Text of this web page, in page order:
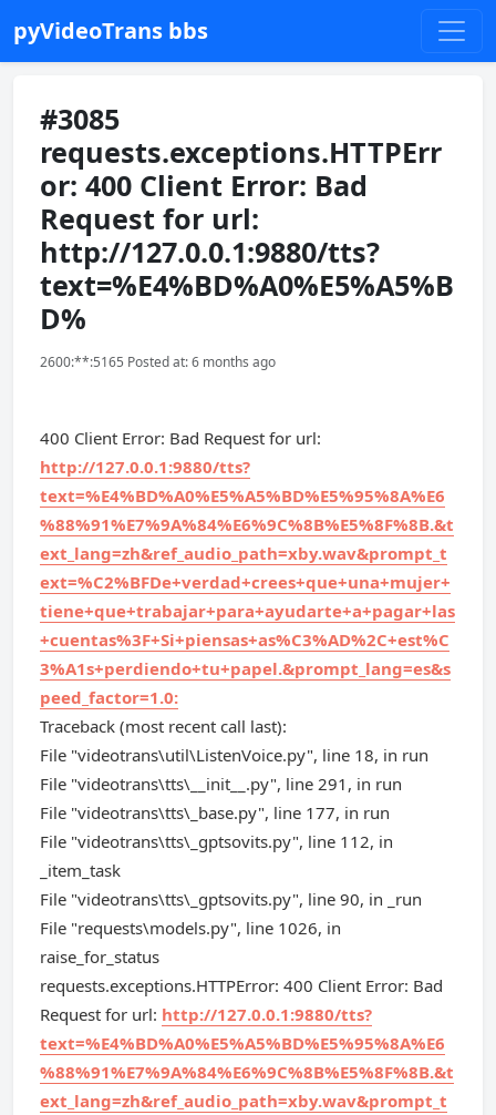
pyVideoTrans bbs
#3085
requests.exceptions.HTTPErr
or: 400 Client Error: Bad
Request for url:
http://127.0.0.1:9880/tts?
text=%E4%BD%A0%E5%A5%B
D%
2600:**:5165 Posted at: 6 months ago
400 Client Error: Bad Request for url:
http://127.0.0.1:9880/tts?
text=%E4%BD%A0%E5%A5%BD%E5%95%8A%E6
%88%91%E7%9A%84%E6%9C%8B%E5%8F%8B.&t
ext_lang=zh&ref_audio_path=xby.wav&prompt_t
ext=%C2%BFDe+verdad+crees+que+una+mujer+
tiene+que+trabajar+para+ayudarte+a+pagar+las
+cuentas%3F+Si+piensas+as%C3%AD%2C+est%C
3%A1s+perdiendo+tu+papel.&prompt_lang=es&s
peed_factor=1.0:
Traceback (most recent call last):
File "videotrans\util\ListenVoice.py", line 18, in run
File "videotrans\tts\__init__.py", line 291, in run
File "videotrans\tts\_base.py", line 177, in run
File "videotrans\tts\_gptsovits.py", line 112, in
_item_task
File "videotrans\tts\_gptsovits.py", line 90, in _run
File "requests\models.py", line 1026, in
raise_for_status
requests.exceptions.HTTPError: 400 Client Error: Bad
Request for url: http://127.0.0.1:9880/tts?
text=%E4%BD%A0%E5%A5%BD%E5%95%8A%E6
%88%91%E7%9A%84%E6%9C%8B%E5%8F%8B.&t
ext_lang=zh&ref_audio_path=xby.wav&prompt_t